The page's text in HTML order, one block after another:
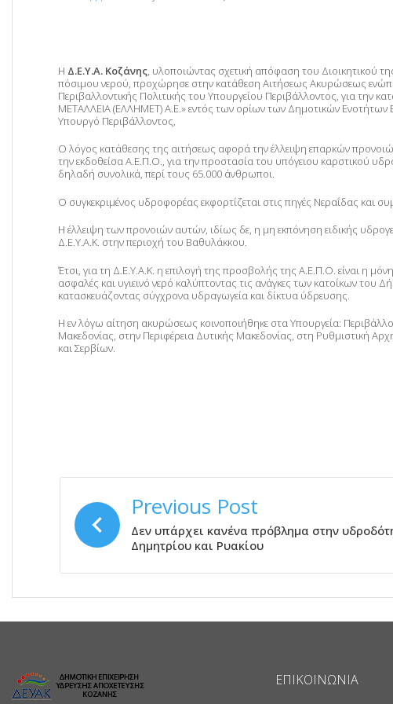
Η Δ.Ε.Υ.Α. Κοζάνης , υλοποιώντας σχετική απόφαση του Διοικητικού
πόσιμου νερού, προχώρησε στην κατάθεση Αιτήσεως Ακυρώσεως
Περιβαλλοντικής Πολιτικής του Υπουργείου Περιβάλλοντος, για την
ΜΕΤΑΛΛΕΙΑ (ΕΛΛΗΜΕΤ) Α.Ε.» εντός των ορίων των Δημοτικών
Υπουργό Περιβάλλοντος,
Ο λόγος κατάθεσης της αιτήσεως αφορά την έλλειψη επαρκών
την εκδοθείσα Α.Ε.Π.Ο., για την προστασία του υπόγειου καρστικού
δηλαδή συνολικά, περί τους 65.000 άνθρωποι.
Ο συγκεκριμένος υδροφορέας εκφορτίζεται στις πηγές Νεραΐδας και
Η έλλειψη των προνοιών αυτών, ιδίως δε, η μη εκπόνηση ειδικής
Δ.Ε.Υ.Α.Κ. στην περιοχή του Βαθυλάκκου.
Έτσι, για τη Δ.Ε.Υ.Α.Κ. η επιλογή της προσβολής της Α.Ε.Π.Ο. είναι η
ασφαλές και υγιεινό νερό καλύπτοντας τις ανάγκες των κατοίκων του
κατασκευάζοντας σύγχρονα υδραγωγεία και δίκτυα ύδρευσης.
Η εν λόγω αίτηση ακυρώσεως κοινοποιήθηκε στα Υπουργεία:
Μακεδονίας, στην Περιφέρεια Δυτικής Μακεδονίας, στη Ρυθμιστική
και Σερβίων.
ΠΛΟΉΓΗΣΗ
ΆΡΘΡΩΝPrevious Post
Δεν υπάρχει κανένα πρόβλημα στην
Δημητρίου και Ρυακίου
ΕΠΙΚΟΙΝΩΝΊΑ